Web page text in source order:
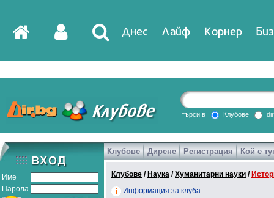
Днес Лайф Корнер
DirTV Impressio
Games
търси в Клубове
Име
Парола
Клубове Дирене Регистрация Кой е
Клубове / Наука /Хуманитарни науки /
Информация за клуба